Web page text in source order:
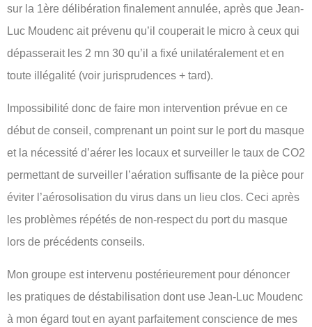
sur la 1ère délibération finalement annulée, après que Jean-
Luc Moudenc ait prévenu qu’il couperait le micro à ceux qui
dépasserait les 2 mn 30 qu’il a fixé unilatéralement et en
toute illégalité (voir jurisprudences + tard).
Impossibilité donc de faire mon intervention prévue en ce
début de conseil, comprenant un point sur le port du masque
et la nécessité d’aérer les locaux et surveiller le taux de CO2
permettant de surveiller l’aération suffisante de la pièce pour
éviter l’aérosolisation du virus dans un lieu clos. Ceci après
les problèmes répétés de non-respect du port du masque
lors de précédents conseils.
Mon groupe est intervenu postérieurement pour dénoncer
les pratiques de déstabilisation dont use Jean-Luc Moudenc
à mon égard tout en ayant parfaitement conscience de mes